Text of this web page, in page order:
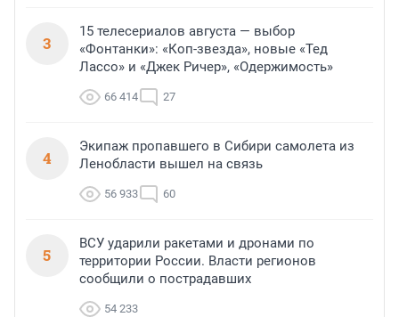
3
15 телесериалов августа — выбор
«Фонтанки»: «Коп-звезда», новые «Тед
Лассо» и «Джек Ричер», «Одержимость»
66 414 27
4
Экипаж пропавшего в Сибири самолета из
Ленобласти вышел на связь
56 933 60
5
ВСУ ударили ракетами и дронами по
территории России. Власти регионов
сообщили о пострадавших
54 233